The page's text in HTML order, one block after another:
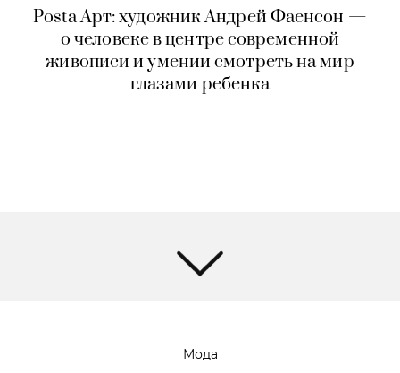
Posta Арт: художник Андрей Фаенсон —
о человеке в центре современной
живописи и умении смотреть на мир
глазами ребенка
Мода